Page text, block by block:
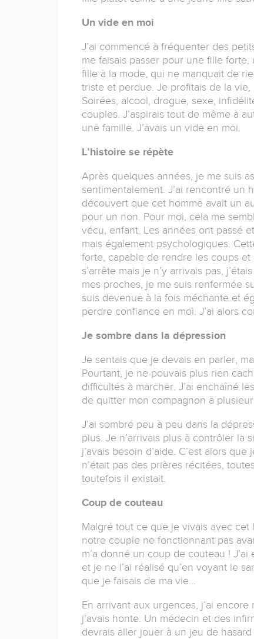
Un vide en moi
J’ai commencé à fréquenter des
me faisais passer pour une fille
fille à la mode, qui ne manquait de
triste et perdue. Je profitais de la vie,
Soirées, alcool, drogue, sexe,
couples. J’aspirais tout de même à
une famille. J’avais un vide en moi.
L’histoire se répète
Après quelques années, je me suis
sentimentalement. J’ai rencontré un
découvert que cet homme avait un
pour un non. Pour moi, cela me
vécu, enfant. Les années ont passé
mais également psychologiques.
forte, capable de rendre les coups
s’arrête mais je n’y arrivais pas,
mes proches, je me suis renfermée
suis devenue à la fois méchante et
perdre confiance en moi. J’ai alors
Je sombre dans la dépression
Je sentais que je devais en parler,
Pourtant, je ne pouvais plus rien
difficultés à marcher. J’ai enchaîné
de quitter mon compagnon à
J’ai sombré peu à peu dans la
plus. Je n’arrivais plus à contrôler la
j’avais besoin d’aide. C’est alors
n’était pas des prières récitées,
toutefois il existait.
Coup de couteau
Malgré tout ce que je vivais avec cet
notre couple ne fonctionnant pas
m’a donné un coup de couteau !
et je ne l’ai réalisé qu’en voyant le
que je faisais de ma vie…
En arrivant aux urgences, j’ai encore
j’avais honte. Un médecin et des
devrais aller jouer à un jeu de